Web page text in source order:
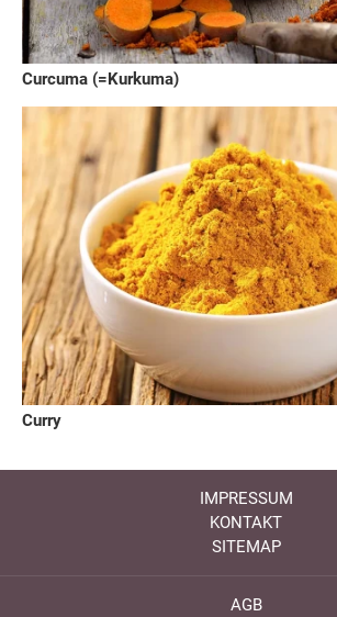
Curcuma (=Kurkuma)
Curry
IMPRESSUM
KONTAKT
SITEMAP
AGB